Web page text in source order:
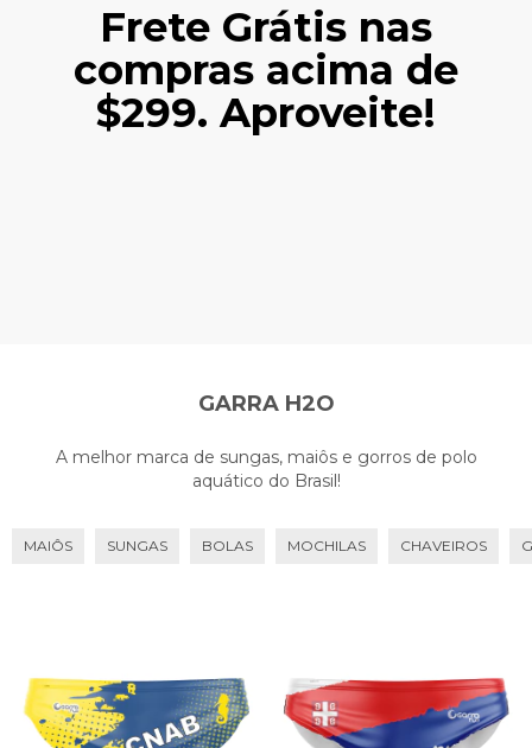
Frete Grátis nas
compras acima de
$299. Aproveite!
GARRA H2O
A melhor marca de sungas, maiôs e gorros de polo
aquático do Brasil!
MAIÔS SUNGAS BOLAS MOCHILAS CHAVEIROS